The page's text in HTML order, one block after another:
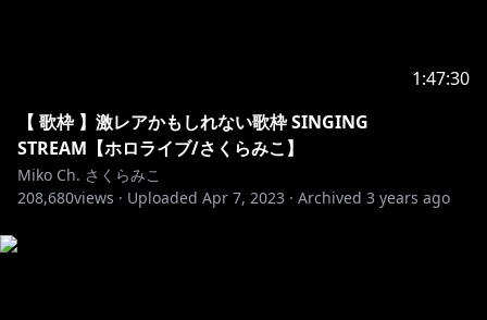
https://www.youtube.com/@Shinogaku_Sei
https://twitter.com/ShinogakuSei
1:47:30
【 歌枠 】激レアかもしれない歌枠 SINGING
STREAM【ホロライブ/さくらみこ】
Miko Ch. さくらみこ
208,680views · Uploaded Apr 7, 2023 · Archived 3 years ago